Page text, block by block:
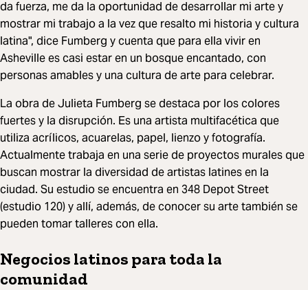
da fuerza, me da la oportunidad de desarrollar mi arte y
mostrar mi trabajo a la vez que resalto mi historia y cultura
latina", dice Fumberg y cuenta que para ella vivir en
Asheville es casi estar en un bosque encantado, con
personas amables y una cultura de arte para celebrar.
La obra de Julieta Fumberg se destaca por los colores
fuertes y la disrupción. Es una artista multifacética que
utiliza acrílicos, acuarelas, papel, lienzo y fotografía.
Actualmente trabaja en una serie de proyectos murales que
buscan mostrar la diversidad de artistas latines en la
ciudad. Su estudio se encuentra en 348 Depot Street
(estudio 120) y allí, además, de conocer su arte también se
pueden tomar talleres con ella.
Negocios latinos para toda la
comunidad